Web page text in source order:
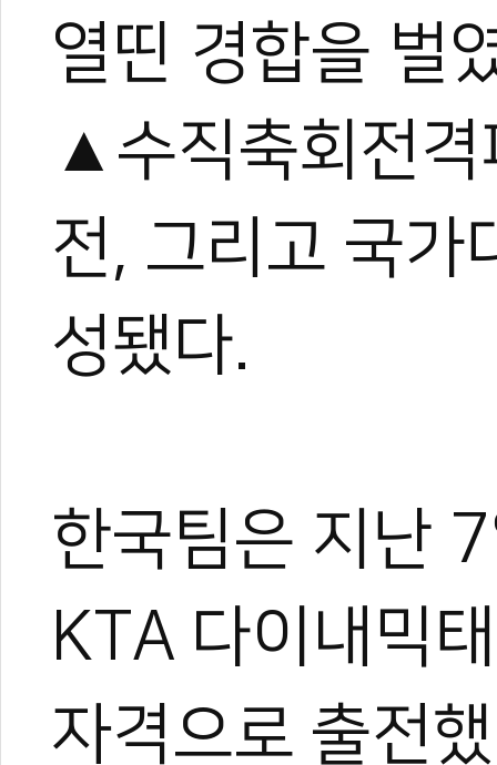
열띤 경합을 벌
▲수직축회전
전, 그리고 국가
성됐다.
한국팀은 지난
KTA 다이내믹
자격으로 출전